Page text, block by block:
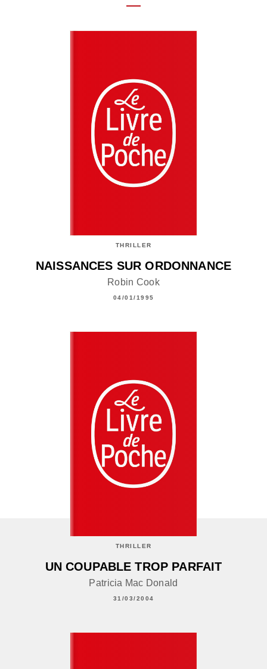
THRILLER
NAISSANCES SUR ORDONNANCE
Robin Cook
04/01/1995
THRILLER
UN COUPABLE TROP PARFAIT
Patricia Mac Donald
31/03/2004